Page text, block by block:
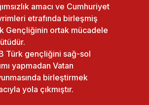
amacı ve Cumhuriyet
etrafında birleşmiş
Gençliğinin ortak mücadele
Türk gençliğini sağ-sol
yapmadan Vatan
birleştirmek
yola çıkmıştır.